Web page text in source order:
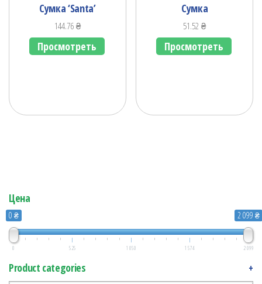
Сумка ‘Santa’
144.76₴
Просмотреть
Сумка
51.52₴
Просмотреть
Цена
0 ₴ 2 099 ₴
0 525 1 050 1 574 2 099
Product categories +